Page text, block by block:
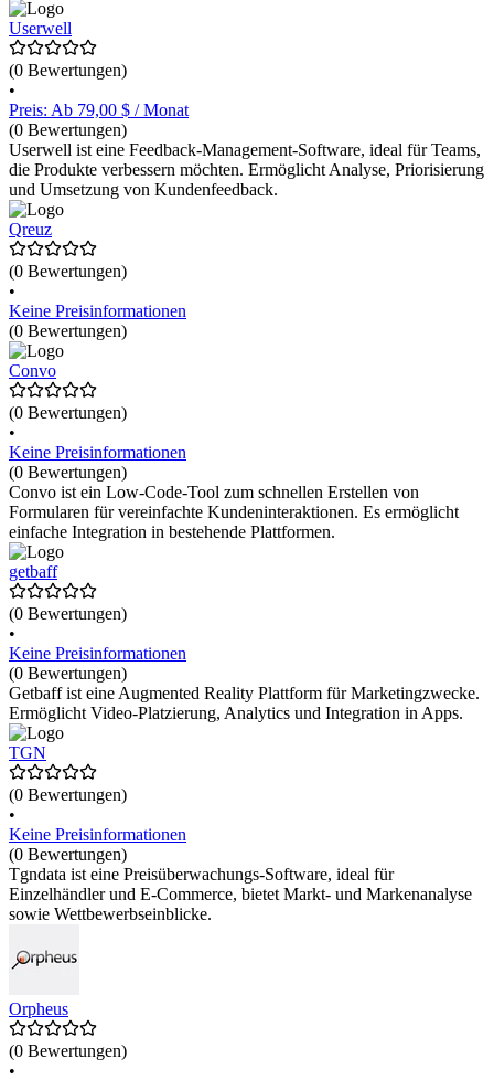
Userwell
(0 Bewertungen)
•
Preis: Ab 79,00 $ / Monat
(0 Bewertungen)
Userwell ist eine Feedback-Management-Software, ideal für Teams,
die Produkte verbessern möchten. Ermöglicht Analyse, Priorisierung
und Umsetzung von Kundenfeedback.
Qreuz
(0 Bewertungen)
•
Keine Preisinformationen
(0 Bewertungen)
Convo
(0 Bewertungen)
•
Keine Preisinformationen
(0 Bewertungen)
Convo ist ein Low-Code-Tool zum schnellen Erstellen von
Formularen für vereinfachte Kundeninteraktionen. Es ermöglicht
einfache Integration in bestehende Plattformen.
getbaff
(0 Bewertungen)
•
Keine Preisinformationen
(0 Bewertungen)
Getbaff ist eine Augmented Reality Plattform für Marketingzwecke.
Ermöglicht Video-Platzierung, Analytics und Integration in Apps.
TGN
(0 Bewertungen)
•
Keine Preisinformationen
(0 Bewertungen)
Tgndata ist eine Preisüberwachungs-Software, ideal für
Einzelhändler und E-Commerce, bietet Markt- und Markenanalyse
sowie Wettbewerbseinblicke.
Orpheus
(0 Bewertungen)
•